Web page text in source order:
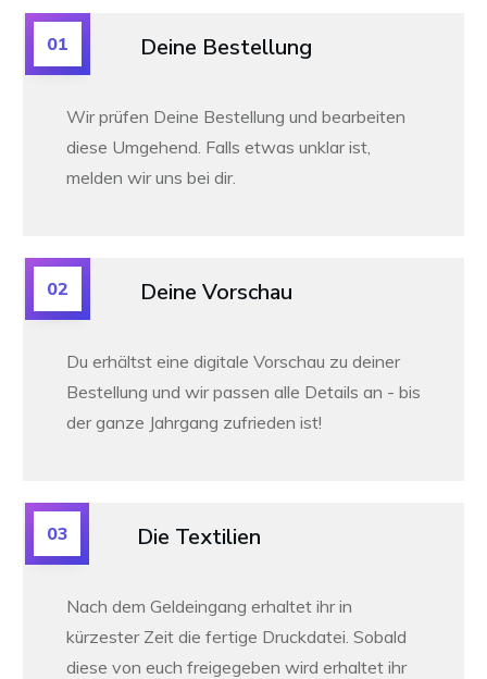
Deine Bestellung
01
Wir prüfen Deine Bestellung und bearbeiten
diese Umgehend. Falls etwas unklar ist,
melden wir uns bei dir.
Deine Vorschau
02
Du erhältst eine digitale Vorschau zu deiner
Bestellung und wir passen alle Details an - bis
der ganze Jahrgang zufrieden ist!
Die Textilien
03
Nach dem Geldeingang erhaltet ihr in
kürzester Zeit die fertige Druckdatei. Sobald
diese von euch freigegeben wird erhaltet ihr